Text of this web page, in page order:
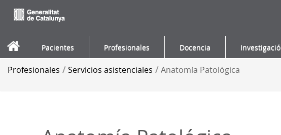
Pacientes Profesionales Docencia
Profesionales / Servicios asistenciales / Anatomía Patológica